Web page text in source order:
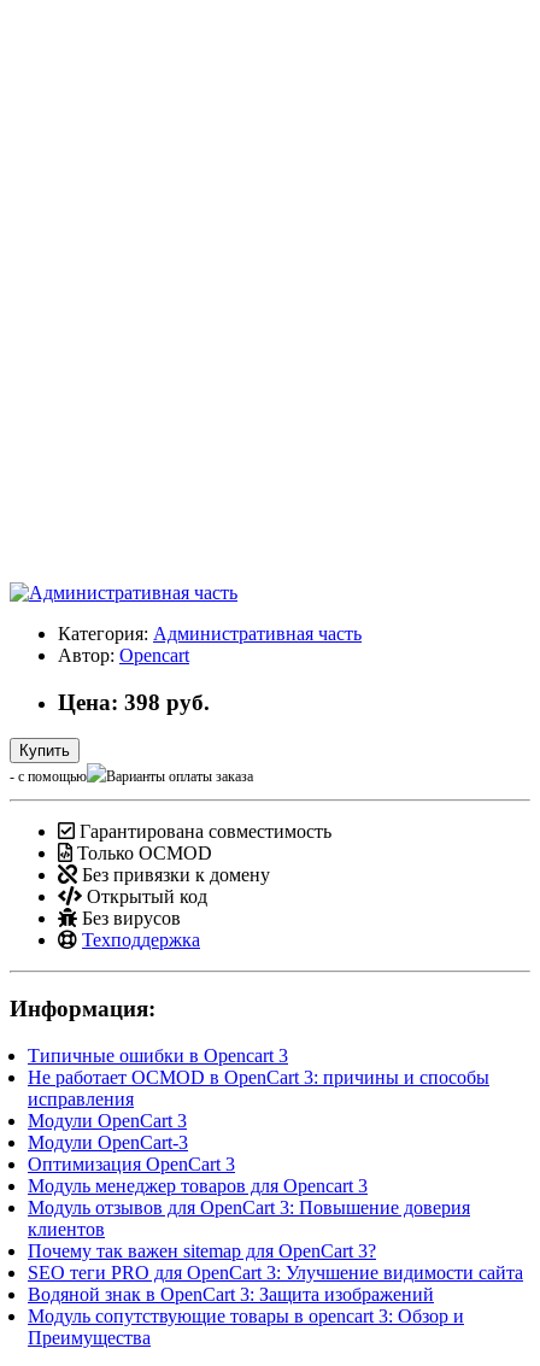
Категория: Административная часть
Автор: Opencart
Цена: 398 руб.
Купить
- с помощью
Гарантирована совместимость
Только OCMOD
Без привязки к домену
Открытый код
Без вирусов
Техподдержка
Информация:
Типичные ошибки в Opencart 3
Не работает OCMOD в OpenCart 3: причины и способы
исправления
Модули OpenCart 3
Модули OpenCart-3
Оптимизация OpenCart 3
Модуль менеджер товаров для Opencart 3
Модуль отзывов для OpenCart 3: Повышение доверия
клиентов
Почему так важен sitemap для OpenCart 3?
SEO теги PRO для OpenCart 3: Улучшение видимости сайта
Водяной знак в OpenCart 3: Защита изображений
Модуль сопутствующие товары в opencart 3: Обзор и
Преимущества